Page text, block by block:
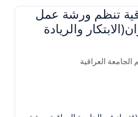
تنظم ورشة عمل
والريادة
الجامعة العراقية